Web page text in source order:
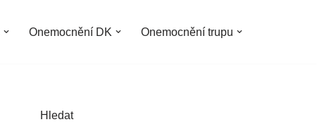
Onemocnění DK Onemocnění trupu
Hledat